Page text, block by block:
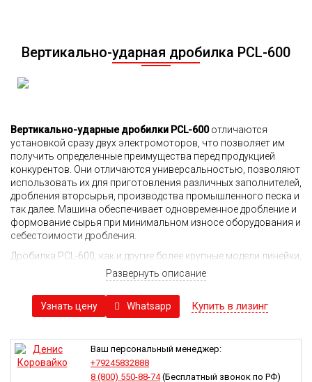
Вертикально-ударная дробилка PCL-600
Вертикально-ударные дробилки PCL-600отличаются
установкой сразу двух электромоторов, что позволяет им
получить определенные преимущества перед продукцией
конкурентов. Они отличаются универсальностью, позволяют
использовать их для приготовления различных заполнителей,
дробления вторсырья, производства промышленного песка и
так далее. Машина обеспечивает одновременное дробление и
формование сырья при минимальном износе оборудования и
себестоимости дробления.
Дробилка PCL-600, как и другие более крупные модели линейки,
предусматривают наличие вертикального вала, отличаются
надежностью и неприхотливостью в работе. Не последнюю
роль в этом играет автоматическая смазка трущихся,
подвижных деталей. При разработке конструкции в расчет
принимались международные стандарты к дробильному
С целью повышения скорости дробления ротор имеет
дополнительную футеровку. Подобная конструкция ротора в
Развернуть описание
Узнать цену Whatsapp Купить в лизинг
Ваш персональный менеджер:
+79245832888
8 (800) 550-88-74(Бесплатный звонок по РФ)